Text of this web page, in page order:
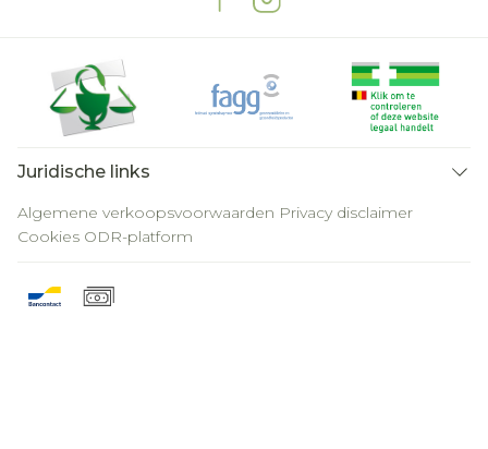
Juridische links
Algemene verkoopsvoorwaarden Privacy disclaimer
Cookies ODR-platform